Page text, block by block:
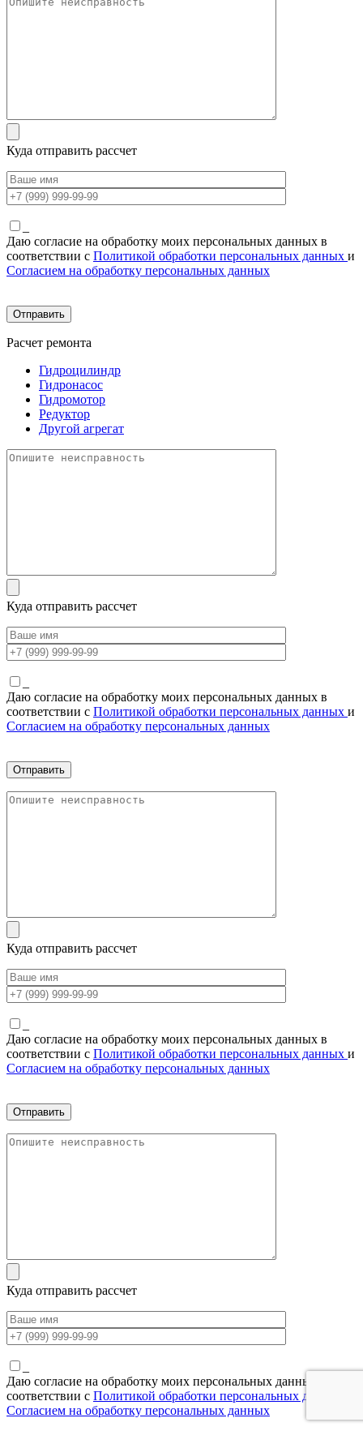
Куда отправить рассчет
Даю согласие на обработку моих персональных данных в
соответствии с Политикой обработки персональных данных и
Согласием на обработку персональных данных
Расчет ремонта
Гидроцилиндр
Гидронасос
Гидромотор
Редуктор
Другой агрегат
Куда отправить рассчет
Даю согласие на обработку моих персональных данных в
соответствии с Политикой обработки персональных данных и
Согласием на обработку персональных данных
Куда отправить рассчет
Даю согласие на обработку моих персональных данных в
соответствии с Политикой обработки персональных данных и
Согласием на обработку персональных данных
Куда отправить рассчет
Даю согласие на обработку моих персональных данных в
соответствии с Политикой обработки персональных данных
Согласием на обработку персональных данных